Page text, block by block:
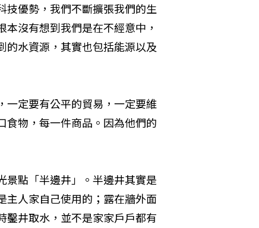
技優勢，我們不斷擴張我們的生
沒有想到我們是在不經意中，
的水資源，其實也包括能源以及
一定要有公平的貿易，一定要維
食物，每一件商品。因為他們的
景點「半邊井」。半邊井其實是
主人家自己使用的；露在牆外面
鑿井取水，並不是家家戶戶都有